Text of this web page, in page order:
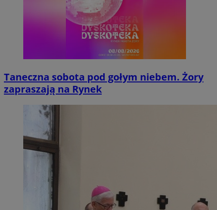
Taneczna sobota pod gołym niebem. Żory
zapraszają na Rynek